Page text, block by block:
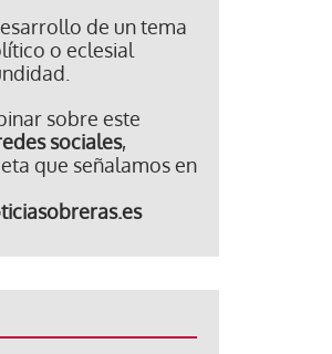
de un tema
o eclesial
sobre este
sociales,
que señalamos en